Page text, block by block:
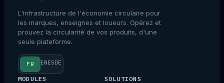
L'infrastructure de l'économie circulaire pour
les marques, enseignes et loueurs. Opérez et
prouvez la circularité de vos produits, d'une
seule plateforme.
FR ENESDE
MODULES SOLUTIONS